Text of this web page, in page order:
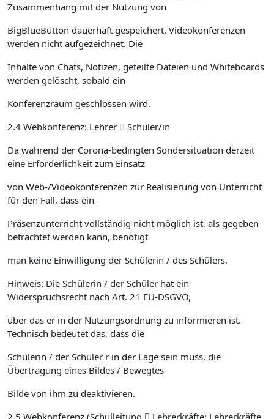
Zusammenhang mit der Nutzung von
BigBlueButton dauerhaft gespeichert. Videokonferenzen
werden nicht aufgezeichnet. Die
Inhalte von Chats, Notizen, geteilte Dateien und Whiteboards
werden gelöscht, sobald ein
Konferenzraum geschlossen wird.
2.4 Webkonferenz: Lehrer  Schüler/in
Da während der Corona-bedingten Sondersituation derzeit
eine Erforderlichkeit zum Einsatz
von Web-/Videokonferenzen zur Realisierung von Unterricht
für den Fall, dass ein
Präsenzunterricht vollständig nicht möglich ist, als gegeben
betrachtet werden kann, benötigt
man keine Einwilligung der Schülerin / des Schülers.
Hinweis: Die Schülerin / der Schüler hat ein
Widerspruchsrecht nach Art. 21 EU-DSGVO,
über das er in der Nutzungsordnung zu informieren ist.
Technisch bedeutet das, dass die
Schülerin / der Schüler r in der Lage sein muss, die
Übertragung eines Bildes / Bewegtes
Bilde von ihm zu deaktivieren.
2.5 Webkonferenz (Schulleitung  Lehrerkräfte; Lehrerkräfte